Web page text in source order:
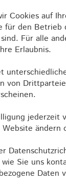
Cookies auf
für den Betrieb
Für alle
Erlaubnis.
von
jederzeit
ändern
Sie uns
Daten